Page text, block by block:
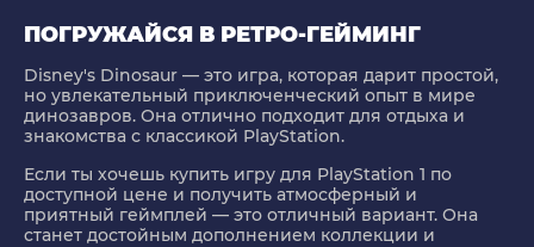
ПОГРУЖАЙСЯ В РЕТРО-ГЕЙМИНГ
Disney's Dinosaur — это игра, которая дарит простой,
но увлекательный приключенческий опыт в мире
динозавров. Она отлично подходит для отдыха и
знакомства с классикой PlayStation.
Если ты хочешь купить игру для PlayStation 1 по
доступной цене и получить атмосферный и
приятный геймплей — это отличный вариант. Она
станет достойным дополнением коллекции и